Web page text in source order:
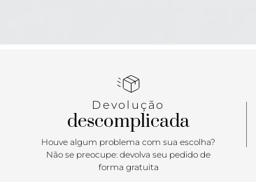
Devolução
descomplicada
Houve algum problema com sua escolha?
Não se preocupe: devolva seu pedido de
forma gratuita